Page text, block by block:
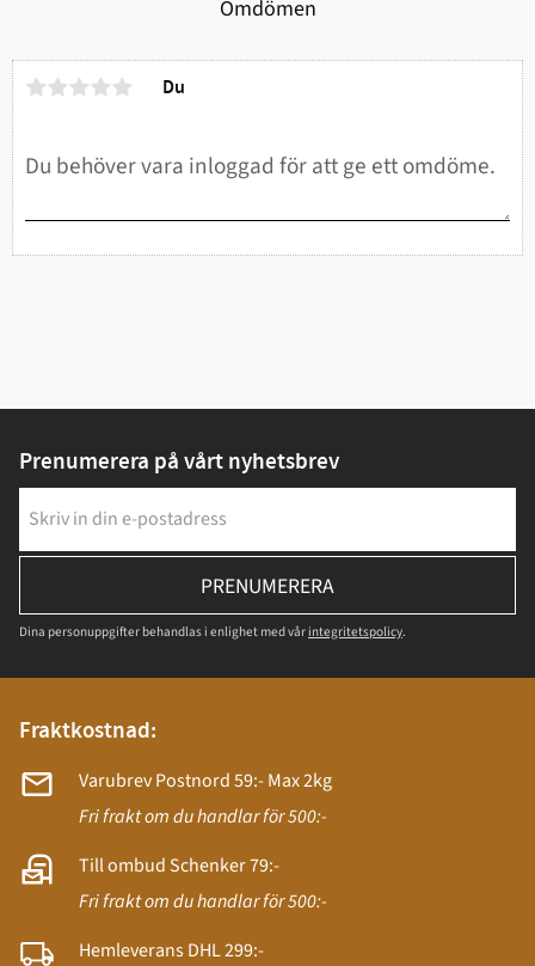
Omdömen
Du
Prenumerera på vårt nyhetsbrev
PRENUMERERA
Dina personuppgifter behandlas i enlighet med vår integritetspolicy.
Fraktkostnad:
Varubrev Postnord 59:- Max 2kg
Fri frakt om du handlar för 500:-
Till ombud Schenker 79:-
Fri frakt om du handlar för 500:-
Hemleverans DHL 299:-